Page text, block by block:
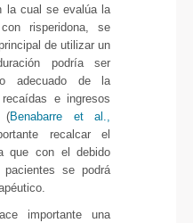
la cual se evalúa la
risperidona, se
de utilizar un
podría ser
adecuado de la
e ingresos
(Benabarre et al.,
recalcar el
que con el debido
se podrá
importante una